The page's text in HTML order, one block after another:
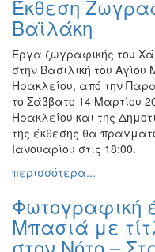
Φωτογραφία
Τραγούδι
Μουσική
Κινηματογράφος
Χορός
Θέατρο
Ειδών
Συνέδρια
Ημερίδες
-
Έκθεση
Βαϊλάκη
Έργα ζωγραφικής του
στην Βασιλική του Αγίου
Ηρακλείου, από την
το Σάββατο 14 Μαρτίου
Ηρακλείου και της
της έκθεσης θα
Ιανουαρίου στις 18:00.
περισσότερα...
Φωτογραφική
Μπασιά με